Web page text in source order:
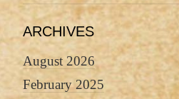
ARCHIVES
August 2026
February 2025